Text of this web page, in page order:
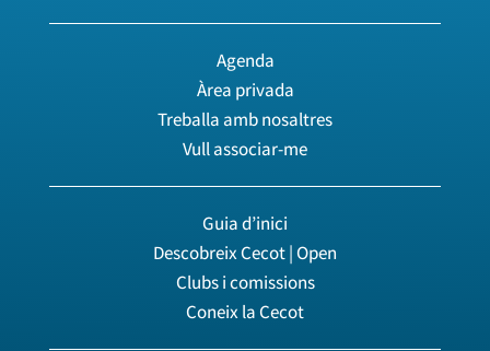
Agenda
Àrea privada
Treballa amb nosaltres
Vull associar-me
Guia d’inici
Descobreix Cecot | Open
Clubs i comissions
Coneix la Cecot